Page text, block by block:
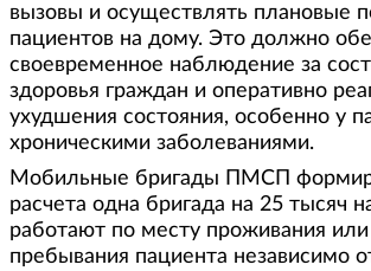
вызовы и осуществлять плановые
пациентов на дому. Это должно
своевременное наблюдение за
здоровья граждан и оперативно
ухудшения состояния, особенно у
хроническими заболеваниями.
Мобильные бригады ПМСП
расчета одна бригада на 25 тысяч
работают по месту проживания или
пребывания пациента независимо